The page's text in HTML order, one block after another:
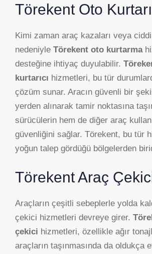
Törekent Oto
Kimi zaman araç kazaları veya
nedeniyle Törekent oto kurtarma
desteğine ihtiyaç duyulabilir.
kurtarıcı hizmetleri, bu tür
çözüm sunar. Aracın güvenli bir
yerden alınarak tamir noktasına
sürücülerin hem de diğer araç
güvenliğini sağlar. Törekent, bu tür
yoğun talep gördüğü bölgelerden
Törekent Araç
Araçların çeşitli sebeplerle yolda
çekici hizmetleri devreye girer.
çekici hizmetleri, özellikle ağır
araçların taşınmasında da oldukça